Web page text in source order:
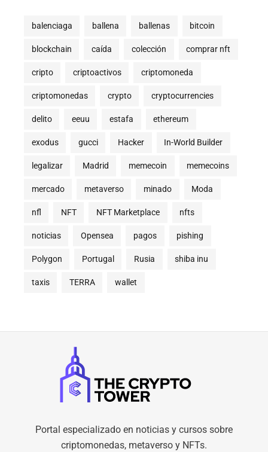
balenciaga ballena ballenas bitcoin
blockchain caída colección comprar nft
cripto criptoactivos criptomoneda
criptomonedas crypto cryptocurrencies
delito eeuu estafa ethereum
exodus gucci Hacker In-World Builder
legalizar Madrid memecoin memecoins
mercado metaverso minado Moda
nfl NFT NFT Marketplace nfts
noticias Opensea pagos pishing
Polygon Portugal Rusia shiba inu
taxis TERRA wallet
Portal especializado en noticias y cursos sobre
criptomonedas, metaverso y NFTs.